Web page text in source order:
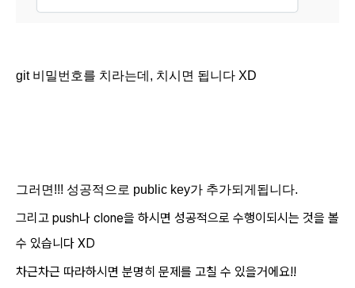
git 비밀번호를 치라는데, 치시면 됩니다 XD
그러면!!! 성공적으로 public key가 추가되게됩니다.
그리고 push나 clone을 하시면 성공적으로 수행이되시는 것을 볼
수 있습니다 XD
차근차근 따라하시면 분명히 문제를 고칠 수 있을거에요!!